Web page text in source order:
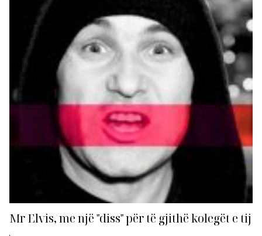
Mr Elvis, me një "diss" për të gjithë kolegët e tij